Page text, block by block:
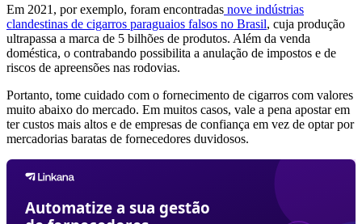
Em 2021, por exemplo, foram encontradas nove indústrias
clandestinas de cigarros paraguaios falsos no Brasil, cuja produção
ultrapassa a marca de 5 bilhões de produtos. Além da venda
doméstica, o contrabando possibilita a anulação de impostos e de
riscos de apreensões nas rodovias.
Portanto, tome cuidado com o fornecimento de cigarros com valores
muito abaixo do mercado. Em muitos casos, vale a pena apostar em
ter custos mais altos e de empresas de confiança em vez de optar por
mercadorias baratas de fornecedores duvidosos.